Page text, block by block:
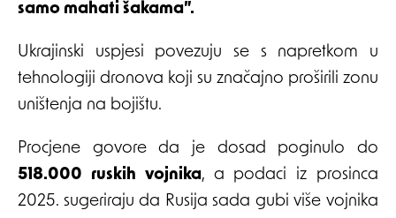
samo mahati šakama”.
Ukrajinski uspjesi povezuju se s napretkom u
tehnologiji dronova koji su značajno proširili zonu
uništenja na bojištu.
Procjene govore da je dosad poginulo do
518.000 ruskih vojnika, a podaci iz prosinca
2025. sugeriraju da Rusija sada gubi više vojnika